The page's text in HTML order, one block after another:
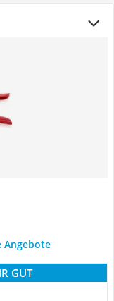
Angebote
GUT